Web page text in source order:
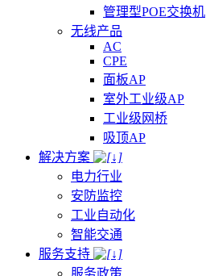
管理型POE交换机
无线产品
AC
CPE
面板AP
室外工业级AP
工业级网桥
吸顶AP
解决方案
电力行业
安防监控
工业自动化
智能交通
服务支持
服务政策